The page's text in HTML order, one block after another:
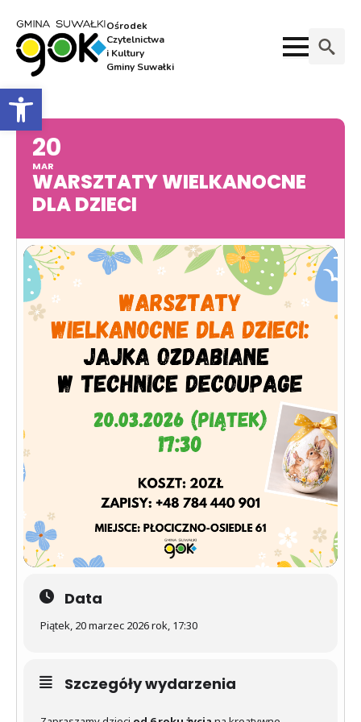
Otwórz pasek narzędzi
Ośrodek
Czytelnictwa
i Kultury
Gminy Suwałki
20
MAR
WARSZTATY WIELKANOCNE
DLA DZIECI
Data
Piątek, 20 marzec 2026 rok, 17:30
Szczegóły wydarzenia